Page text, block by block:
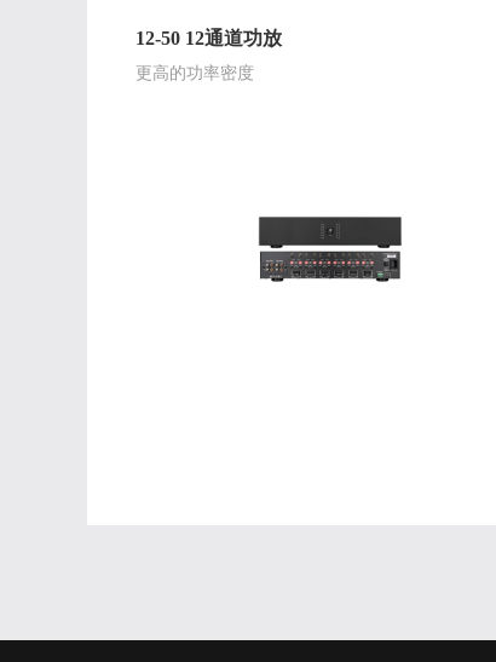
12-50 12通道功放
更高的功率密度